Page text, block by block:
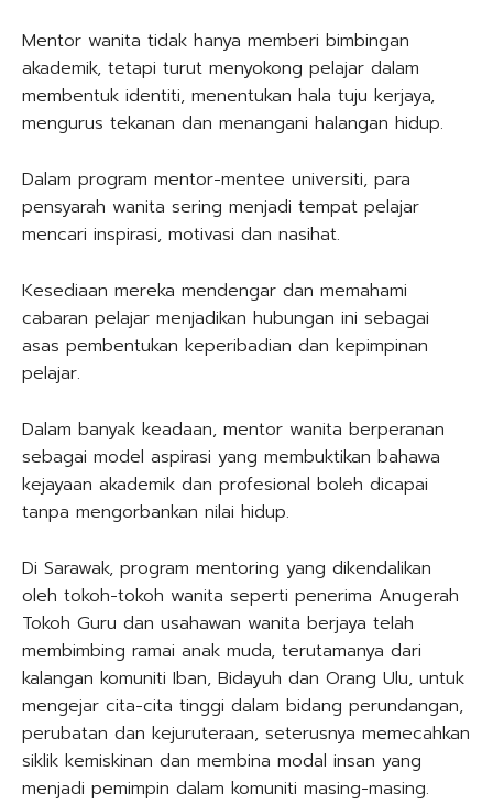
Mentor wanita tidak hanya memberi bimbingan
akademik, tetapi turut menyokong pelajar dalam
membentuk identiti, menentukan hala tuju kerjaya,
mengurus tekanan dan menangani halangan hidup.
Dalam program mentor-mentee universiti, para
pensyarah wanita sering menjadi tempat pelajar
mencari inspirasi, motivasi dan nasihat.
Kesediaan mereka mendengar dan memahami
cabaran pelajar menjadikan hubungan ini sebagai
asas pembentukan keperibadian dan kepimpinan
pelajar.
Dalam banyak keadaan, mentor wanita berperanan
sebagai model aspirasi yang membuktikan bahawa
kejayaan akademik dan profesional boleh dicapai
tanpa mengorbankan nilai hidup.
Di Sarawak, program mentoring yang dikendalikan
oleh tokoh-tokoh wanita seperti penerima Anugerah
Tokoh Guru dan usahawan wanita berjaya telah
membimbing ramai anak muda, terutamanya dari
kalangan komuniti Iban, Bidayuh dan Orang Ulu, untuk
mengejar cita-cita tinggi dalam bidang perundangan,
perubatan dan kejuruteraan, seterusnya memecahkan
siklik kemiskinan dan membina modal insan yang
menjadi pemimpin dalam komuniti masing-masing.